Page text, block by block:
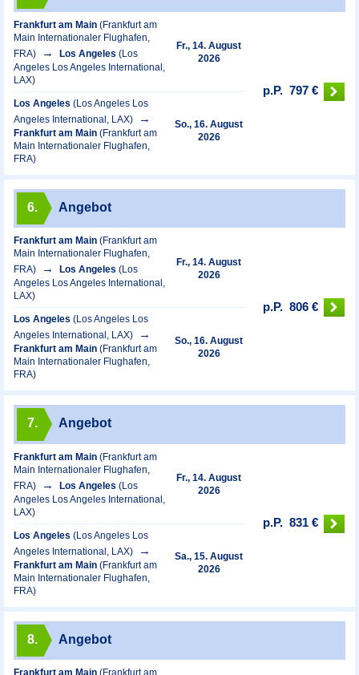
Frankfurt am Main (Frankfurt am
Main Internationaler Flughafen,
FRA)
Los Angeles (Los
Angeles Los Angeles International,
LAX)
Fr., 14. August
2026
Los Angeles (Los Angeles Los
Angeles International, LAX)
Frankfurt am Main (Frankfurt am
Main Internationaler Flughafen,
FRA)
So., 16. August
2026
p.P. 797 €
6. Angebot
Frankfurt am Main (Frankfurt am
Main Internationaler Flughafen,
FRA)
Los Angeles (Los
Angeles Los Angeles International,
LAX)
Fr., 14. August
2026
Los Angeles (Los Angeles Los
Angeles International, LAX)
Frankfurt am Main (Frankfurt am
Main Internationaler Flughafen,
FRA)
So., 16. August
2026
p.P. 806 €
7. Angebot
Frankfurt am Main (Frankfurt am
Main Internationaler Flughafen,
FRA)
Los Angeles (Los
Angeles Los Angeles International,
LAX)
Fr., 14. August
2026
Los Angeles (Los Angeles Los
Angeles International, LAX)
Frankfurt am Main (Frankfurt am
Main Internationaler Flughafen,
FRA)
Sa., 15. August
2026
p.P. 831 €
8. Angebot
Frankfurt am Main (Frankfurt am